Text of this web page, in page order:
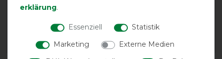
ARTIKEL MERKEN ARTIKEL MERKEN
erklärung.
Essenziell
Statistik
Marketing
Externe Medien